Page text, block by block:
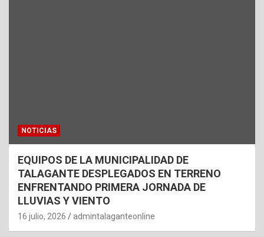
NOTICIAS
EQUIPOS DE LA MUNICIPALIDAD DE
TALAGANTE DESPLEGADOS EN TERRENO
ENFRENTANDO PRIMERA JORNADA DE
LLUVIAS Y VIENTO
16 julio, 2026 admintalaganteonline